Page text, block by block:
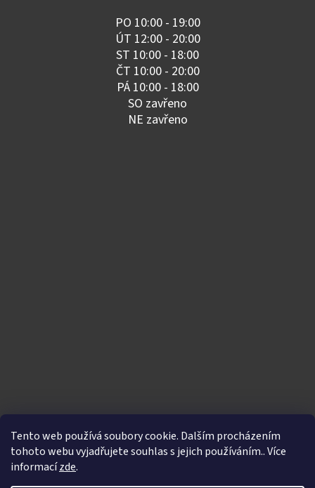
Tento web používá soubory cookie. Dalším procházením
tohoto webu vyjadřujete souhlas s jejich používáním.. Více
informacízde.
PO 10:00 - 19:00
ÚT 12:00 - 20:00
ST 10:00 - 18:00
ČT 10:00 - 20:00
PÁ 10:00 - 18:00
SO zavřeno
NE zavřeno